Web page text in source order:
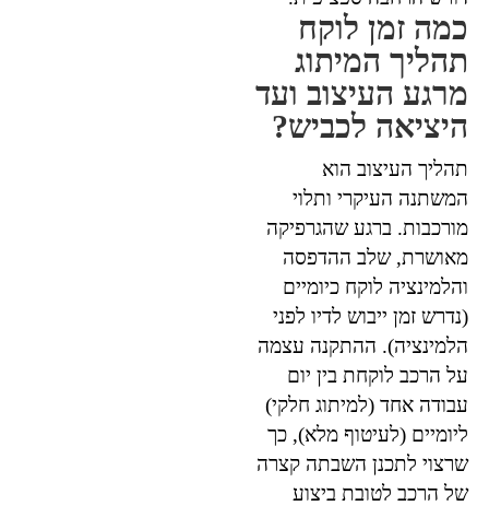
כמה זמן לוקח
תהליך המיתוג
מרגע העיצוב ועד
היציאה לכביש?
תהליך העיצוב הוא
המשתנה העיקרי ותלוי
מורכבות. ברגע שהגרפיקה
מאושרת, שלב ההדפסה
והלמינציה לוקח כיומיים
(נדרש זמן ייבוש לדיו לפני
הלמינציה). ההתקנה עצמה
על הרכב לוקחת בין יום
עבודה אחד (למיתוג חלקי)
ליומיים (לעיטוף מלא), כך
שרצוי לתכנן השבתה קצרה
של הרכב לטובת ביצוע